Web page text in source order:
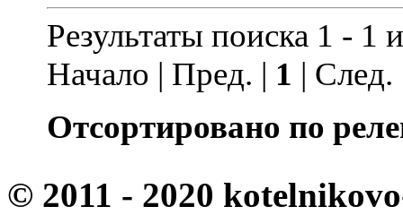
Результаты поиска 1 - 1
Начало | Пред. | 1 |
Отсортировано по
© 2011 - 2020